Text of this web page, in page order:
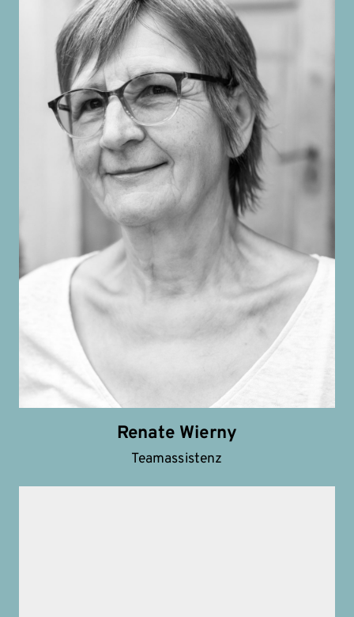
Renate Wierny
Teamassistenz